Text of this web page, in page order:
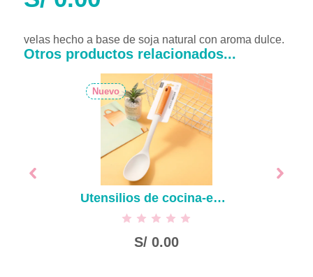
velas hecho a base de soja natural con aroma dulce.
Otros productos relacionados...
Nuevo
Utensilios de cocina-espátula de silicona estilo nórdico
S/0.00